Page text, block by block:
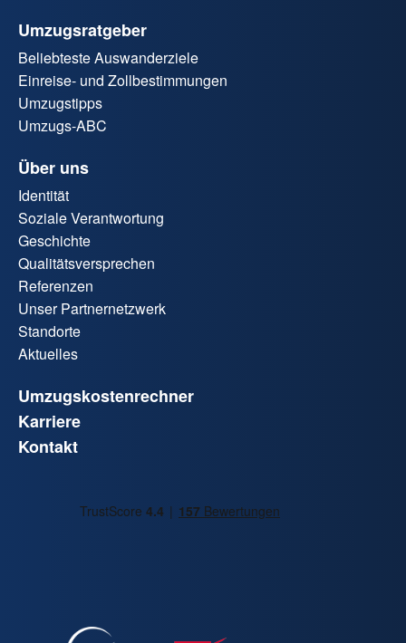
Umzugsratgeber
Beliebteste Auswanderziele
Einreise- und Zollbestimmungen
Umzugstipps
Umzugs-ABC
Über uns
Identität
Soziale Verantwortung
Geschichte
Qualitätsversprechen
Referenzen
Unser Partnernetzwerk
Standorte
Aktuelles
Umzugskostenrechner
Karriere
Kontakt